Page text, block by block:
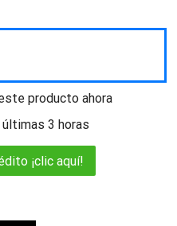
producto ahora
3 horas
¡clic aquí!